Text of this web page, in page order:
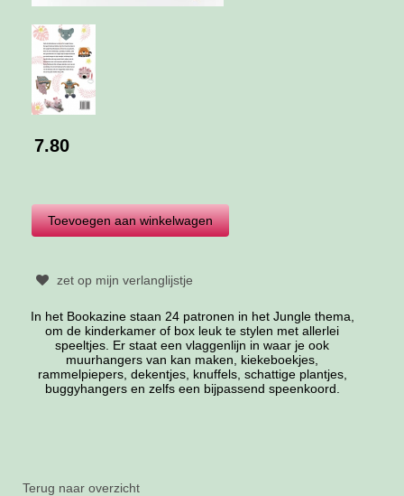
7.80
zet op mijn verlanglijstje
In het Bookazine staan 24 patronen in het Jungle thema,
om de kinderkamer of box leuk te stylen met allerlei
speeltjes. Er staat een vlaggenlijn in waar je ook
muurhangers van kan maken, kiekeboekjes,
rammelpiepers, dekentjes, knuffels, schattige plantjes,
buggyhangers en zelfs een bijpassend speenkoord.
Terug naar overzicht